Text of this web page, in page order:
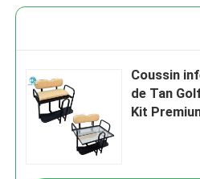
Coussin
de Tan
Kit